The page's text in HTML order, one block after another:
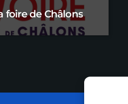
foire de Châlons